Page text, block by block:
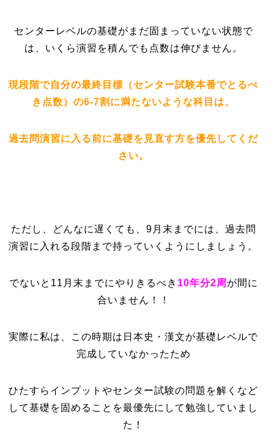
センターレベルの基礎がまだ固まっていない状態で
は、いくら演習を積んでも点数は伸びません。
現段階で自分の最終目標（センター試験本番でとるべ
き点数）の6-7割 に満たないような科目は、
過去問演習に入る前に基礎を見直す方を優先してくだ
さい。
ただし、どんなに遅くても、9月末までには、過去問
演習に入れる段階まで持っていくようにしましょう。
でないと11月末までにやりきるべき 10年分2周 が間に
合いません！！
実際に私は、この時期は日本史・漢文が基礎レベルで
完成していなかったため
ひたすらインプットやセンター試験の問題を解くなど
して基礎を固めることを最優先にして勉強していまし
た！